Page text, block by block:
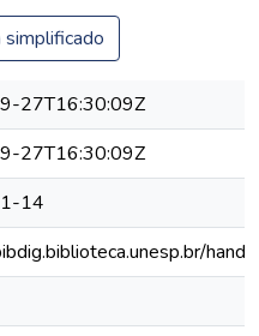
27T16:30:09Z
27T16:30:09Z
14